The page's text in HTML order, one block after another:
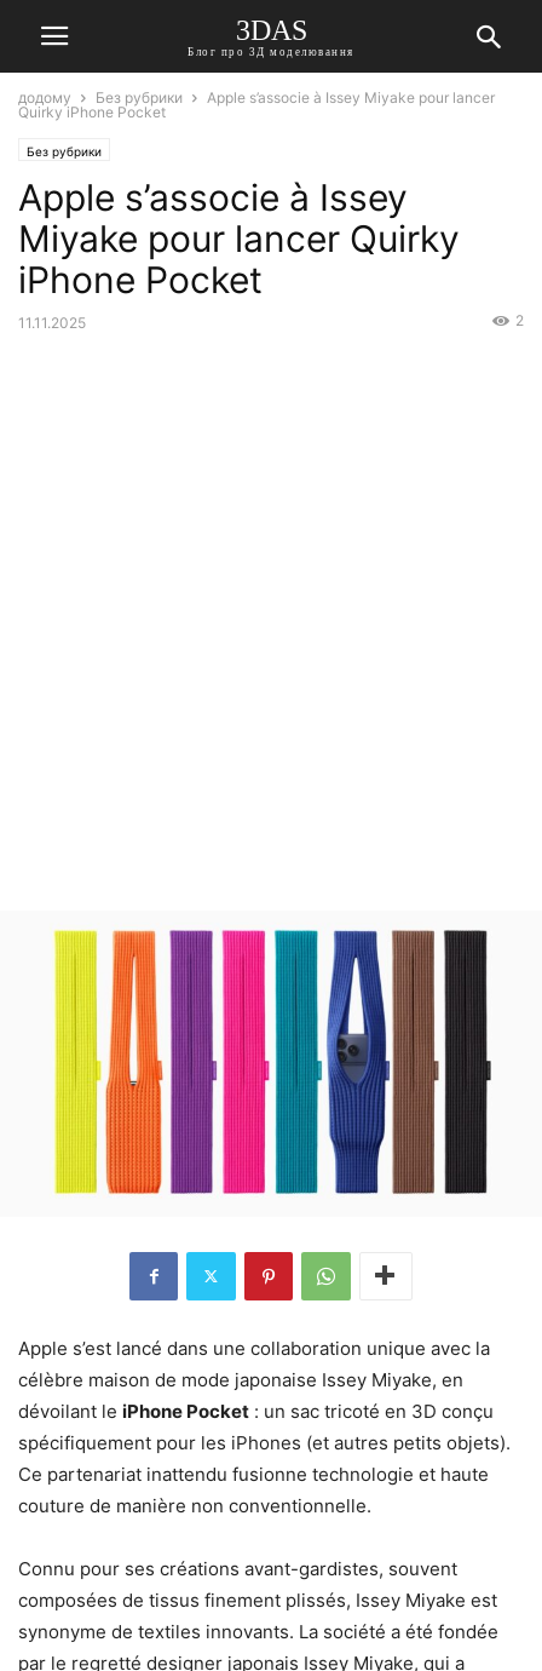
3DAS
Блог про 3Д моделювання
додому Без рубрики
Apple s’associe à Issey Miyake pour lancer
Quirky iPhone Pocket
Без рубрики
Apple s’associe à Issey
Miyake pour lancer Quirky
iPhone Pocket
11.11.2025 2
Apple s’est lancé dans une collaboration unique avec la
célèbre maison de mode japonaise Issey Miyake, en
dévoilant le iPhone Pocket : un sac tricoté en 3D conçu
spécifiquement pour les iPhones (et autres petits objets).
Ce partenariat inattendu fusionne technologie et haute
couture de manière non conventionnelle.
Connu pour ses créations avant-gardistes, souvent
composées de tissus finement plissés, Issey Miyake est
synonyme de textiles innovants. La société a été fondée
par le regretté designer japonais Issey Miyake, qui a